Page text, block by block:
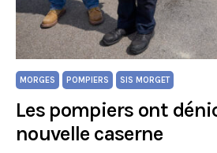
MORGES POMPIERS SIS MORGET
Les pompiers ont
nouvelle caserne